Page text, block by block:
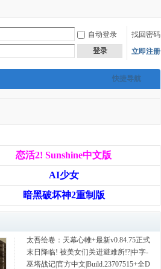
自动登录
找回密码
登录 立即注册
快捷导航
恋活2! Sunshine中文版
AI少女
暗黑破坏神2重制版
太吾绘卷：天幕心帷+最新v0.84.75正式
末日降临! 被美女们关进避难所!?|中字-
巫塔战记|官方中文|Build.23707515+全D